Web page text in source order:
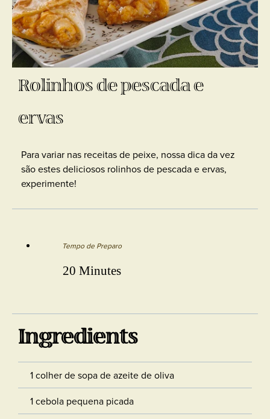
Rolinhos de pescada e
ervas
Para variar nas receitas de peixe, nossa dica da vez
são estes deliciosos rolinhos de pescada e ervas,
experimente!
Tempo de Preparo
20 Minutes
Ingredients
1 colher de sopa de azeite de oliva
1 cebola pequena picada